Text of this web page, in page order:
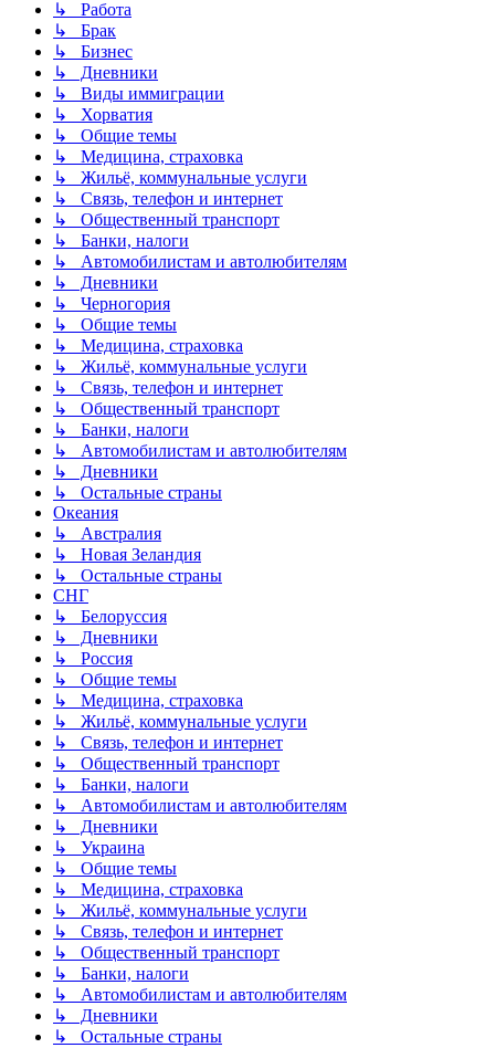
↳ Работа
↳ Брак
↳ Бизнес
↳ Дневники
↳ Виды иммиграции
↳ Хорватия
↳ Общие темы
↳ Медицина, страховка
↳ Жильё, коммунальные услуги
↳ Связь, телефон и интернет
↳ Общественный транспорт
↳ Банки, налоги
↳ Автомобилистам и автолюбителям
↳ Дневники
↳ Черногория
↳ Общие темы
↳ Медицина, страховка
↳ Жильё, коммунальные услуги
↳ Связь, телефон и интернет
↳ Общественный транспорт
↳ Банки, налоги
↳ Автомобилистам и автолюбителям
↳ Дневники
↳ Остальные страны
Океания
↳ Австралия
↳ Новая Зеландия
↳ Остальные страны
СНГ
↳ Белоруссия
↳ Дневники
↳ Россия
↳ Общие темы
↳ Медицина, страховка
↳ Жильё, коммунальные услуги
↳ Связь, телефон и интернет
↳ Общественный транспорт
↳ Банки, налоги
↳ Автомобилистам и автолюбителям
↳ Дневники
↳ Украина
↳ Общие темы
↳ Медицина, страховка
↳ Жильё, коммунальные услуги
↳ Связь, телефон и интернет
↳ Общественный транспорт
↳ Банки, налоги
↳ Автомобилистам и автолюбителям
↳ Дневники
↳ Остальные страны